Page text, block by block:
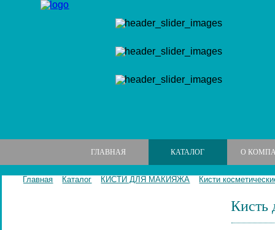
ГЛАВНАЯ КАТАЛОГ О
Главная Каталог КИСТИ ДЛЯ МАКИЯЖА Кисти
Кисть